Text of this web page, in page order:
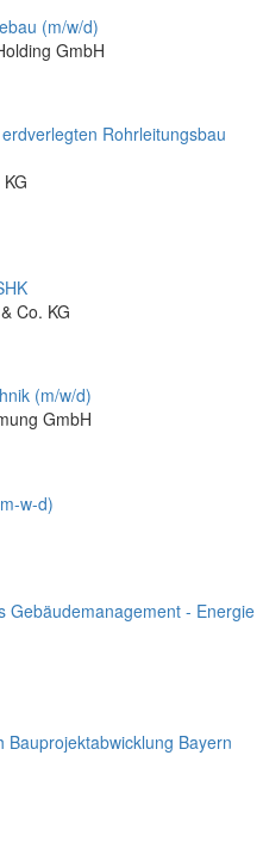
(m/w/d)
GmbH
Rohrleitungsbau
Co. KG
(m/w/d)
GmbH
w-d)
Gebäudemanagement - Energie
Bayern